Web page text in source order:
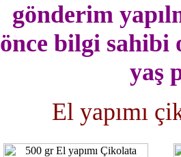
gönderim
önce bilgi sahibi
yaş
El yapımı